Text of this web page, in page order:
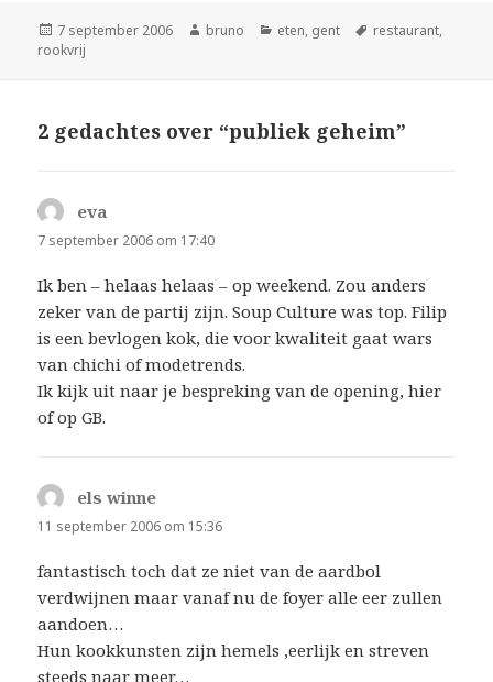
Geplaatst
op
7 september 2006 Auteur
bruno Categorieën
eten, gent Tags
restaurant,
rookvrij
2 gedachtes over “publiek geheim”
eva
7 september 2006 om 17:40
Ik ben – helaas helaas – op weekend. Zou anders
zeker van de partij zijn. Soup Culture was top. Filip
is een bevlogen kok, die voor kwaliteit gaat wars
van chichi of modetrends.
Ik kijk uit naar je bespreking van de opening, hier
of op GB.
els winne
11 september 2006 om 15:36
fantastisch toch dat ze niet van de aardbol
verdwijnen maar vanaf nu de foyer alle eer zullen
aandoen…
Hun kookkunsten zijn hemels ,eerlijk en streven
steeds naar meer…